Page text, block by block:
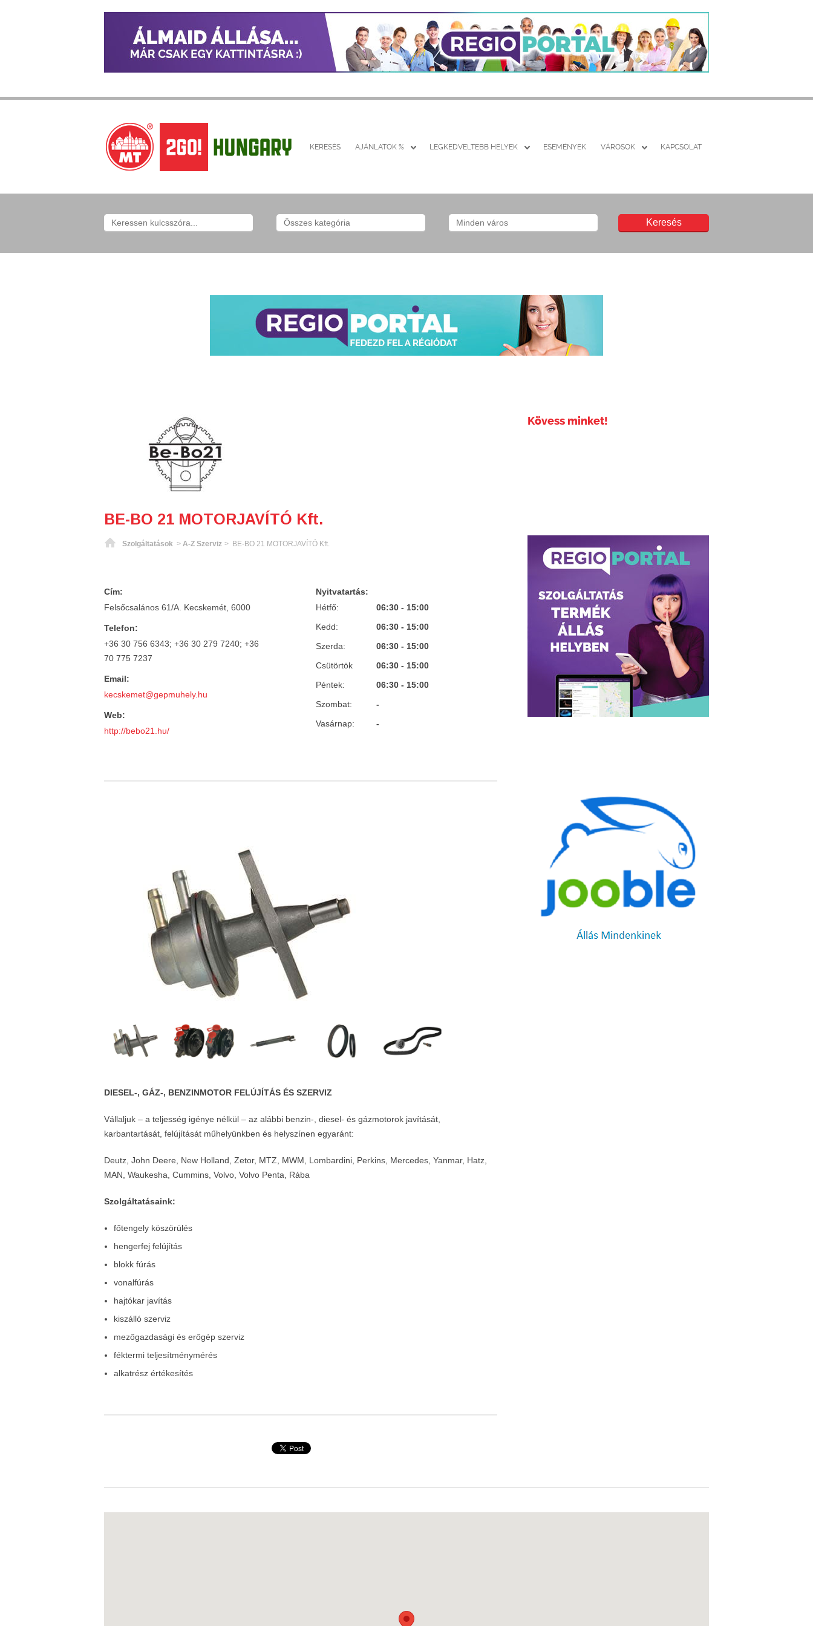
KERESÉS AJÁNLATOK % LEGKEDVELTEBB HELYEK ESEMÉNYEK VÁROSOK KAPCSOLAT
BE-BO 21 MOTORJAVÍTÓ Kft.
Főoldal
Szolgáltatások > A-Z Szerviz > BE-BO 21 MOTORJAVÍTÓ Kft.
Cím:
Felsőcsalános 61/A. Kecskemét, 6000
Telefon:
+36 30 756 6343; +36 30 279 7240; +36
70 775 7237
Email:
kecskemet@gepmuhely.hu
Web:
http://bebo21.hu/
Nyitvatartás:
Hétfő:
06:30 - 15:00
Kedd:
06:30 - 15:00
Szerda:
06:30 - 15:00
Csütörtök
06:30 - 15:00
Péntek:
06:30 - 15:00
Szombat:
-
Vasárnap:
-
DIESEL-, GÁZ-, BENZINMOTOR FELÚJÍTÁS ÉS SZERVIZ
Vállaljuk – a teljesség igénye nélkül – az alábbi benzin-, diesel- és gázmotorok javítását,
karbantartását, felújítását műhelyünkben és helyszínen egyaránt:
Deutz, John Deere, New Holland, Zetor, MTZ, MWM, Lombardini, Perkins, Mercedes, Yanmar, Hatz,
MAN, Waukesha, Cummins, Volvo, Volvo Penta, Rába
Szolgáltatásaink:
főtengely köszörülés
hengerfej felújítás
blokk fúrás
vonalfúrás
hajtókar javítás
kiszálló szerviz
mezőgazdasági és erőgép szerviz
féktermi teljesítménymérés
alkatrész értékesítés
Kövess minket!